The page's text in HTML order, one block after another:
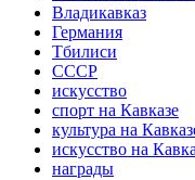
Владикавказ
Германия
Тбилиси
СССР
искусство
спорт на Кавказе
культура на
искусство на
награды